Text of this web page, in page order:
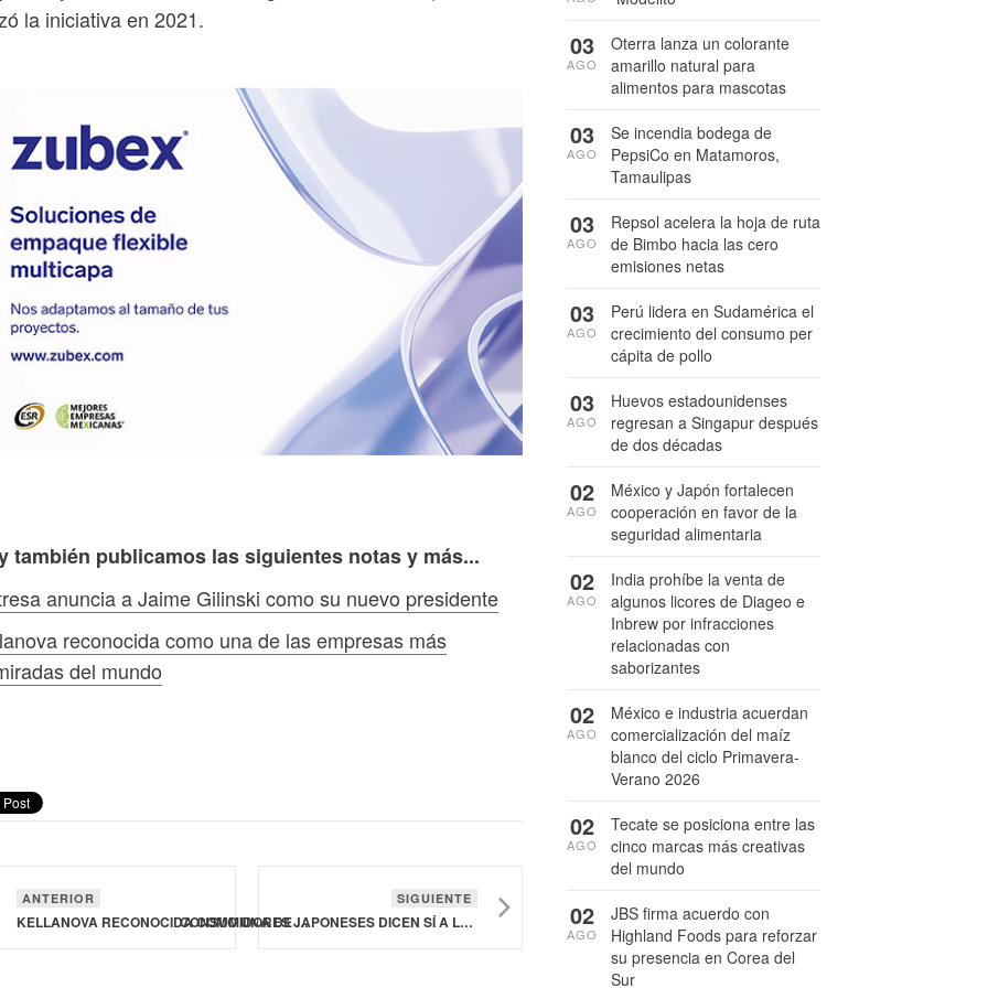
la iniciativa en 2021.
también publicamos las siguientes notas y más...
anuncia a Jaime Gilinski como su nuevo presidente
reconocida como una de las empresas más
del mundo
ANTERIOR
KELLANOVA RECONOCIDA COMO UNA DE LAS EMPRESAS MÁS ADMIRADAS DEL MUNDO
SIGUIENTE
CONSUMIDORES JAPONESES DICEN SÍ A LA ANGUILA CULTIVADA EN UNA ENCUESTA DE FORSEA
Oterra lanza un colorante
amarillo natural para
alimentos para mascotas
03
AGO
Se incendia bodega de
PepsiCo en Matamoros,
Tamaulipas
03
AGO
Repsol acelera la hoja de ruta
de Bimbo hacia las cero
emisiones netas
03
AGO
Perú lidera en Sudamérica el
crecimiento del consumo per
cápita de pollo
03
AGO
Huevos estadounidenses
regresan a Singapur después
de dos décadas
03
AGO
México y Japón fortalecen
cooperación en favor de la
seguridad alimentaria
02
AGO
India prohíbe la venta de
algunos licores de Diageo e
Inbrew por infracciones
relacionadas con
saborizantes
02
AGO
México e industria acuerdan
comercialización del maíz
blanco del ciclo Primavera-
Verano 2026
02
AGO
Tecate se posiciona entre las
cinco marcas más creativas
del mundo
02
AGO
JBS firma acuerdo con
Highland Foods para reforzar
su presencia en Corea del
Sur
02
AGO